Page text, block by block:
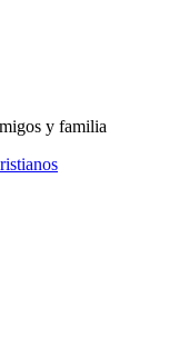
y familia